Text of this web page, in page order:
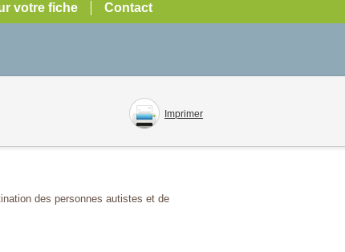
votre fiche Contact
Imprimer
des personnes autistes et de